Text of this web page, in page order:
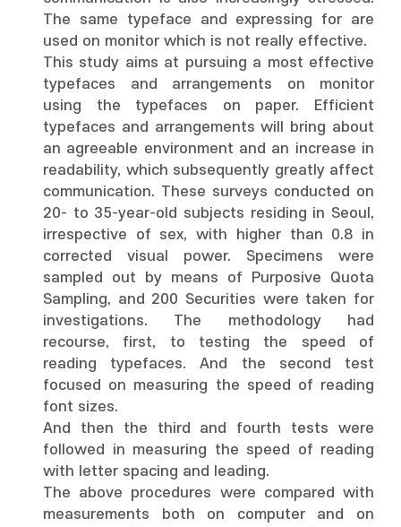
The same typeface and expressing for are
used on monitor which is not really effective.
This study aims at pursuing a most effective
typefaces and arrangements on monitor
using the typefaces on paper. Efficient
typefaces and arrangements will bring about
an agreeable environment and an increase in
readability, which subsequently greatly affect
communication. These surveys conducted on
20- to 35-year-old subjects residing in Seoul,
irrespective of sex, with higher than 0.8 in
corrected visual power. Specimens were
sampled out by means of Purposive Quota
Sampling, and 200 Securities were taken for
investigations. The methodology had
recourse, first, to testing the speed of
reading typefaces. And the second test
focused on measuring the speed of reading
font sizes.
And then the third and fourth tests were
followed in measuring the speed of reading
with letter spacing and leading.
The above procedures were compared with
measurements both on computer and on